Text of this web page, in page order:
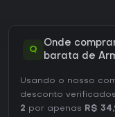
Q
Onde
barata de
Usando o nosso
desconto
2 por apenas R$